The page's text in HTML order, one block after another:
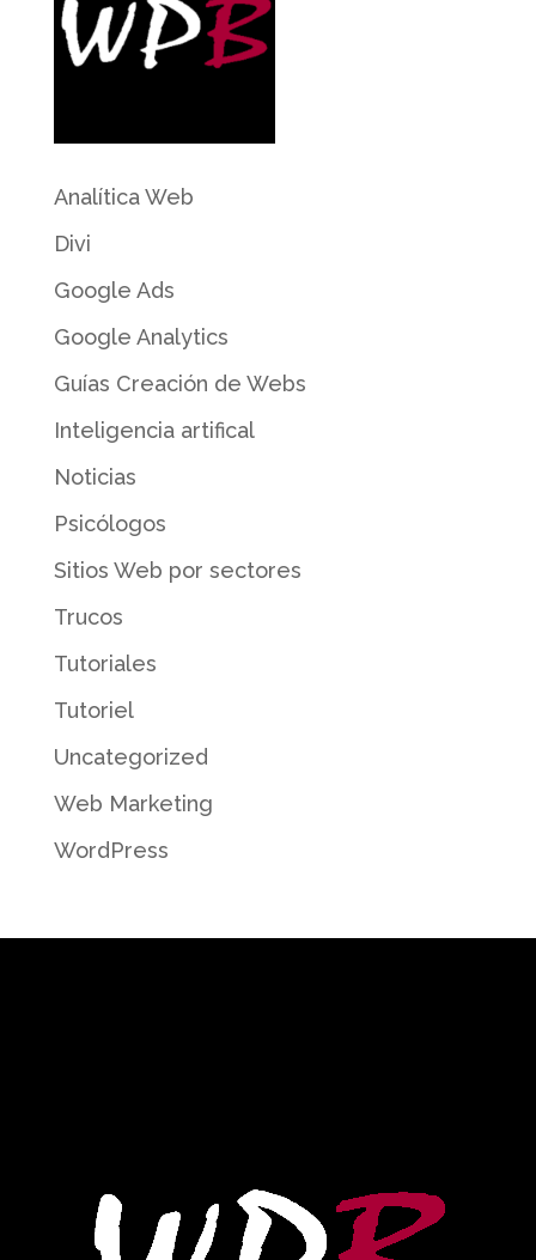
Analítica Web
Divi
Google Ads
Google Analytics
Guías Creación de Webs
Inteligencia artifical
Noticias
Psicólogos
Sitios Web por sectores
Trucos
Tutoriales
Tutoriel
Uncategorized
Web Marketing
WordPress